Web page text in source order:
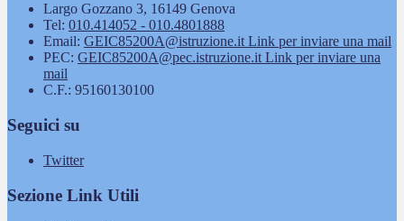
Largo Gozzano 3, 16149 Genova
Tel: 010.414052 - 010.4801888
Email: GEIC85200A@istruzione.it Link per inviare una mail
PEC: GEIC85200A@pec.istruzione.it Link per inviare una
mail
C.F.: 95160130100
Seguici su
Twitter
Sezione Link Utili